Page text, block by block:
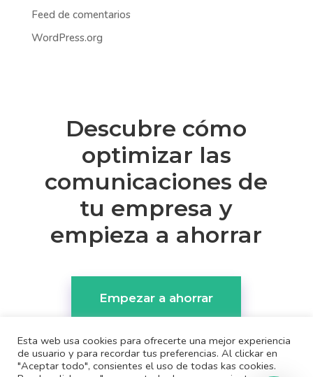
Feed de comentarios
WordPress.org
Descubre cómo
optimizar las
comunicaciones de
tu empresa y
empieza a ahorrar
Empezar a ahorrar
Esta web usa cookies para ofrecerte una mejor experiencia
de usuario y para recordar tus preferencias. Al clickar en
"Aceptar todo", consientes el uso de todas kas cookies.